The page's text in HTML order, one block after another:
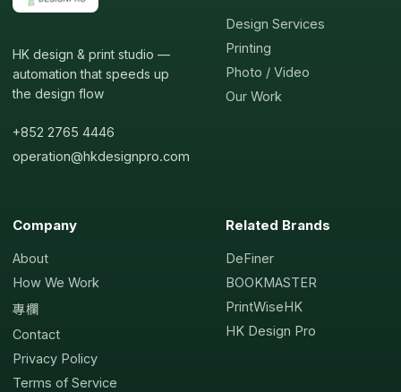
HK design & print studio —
automation that speeds up
the design flow
+852 2765 4446
operation@hkdesignpro.com
Design Services
Printing
Photo / Video
Our Work
Company
About
How We Work
專欄
Contact
Privacy Policy
Terms of Service
Related Brands
DeFiner
BOOKMASTER
PrintWiseHK
HK Design Pro